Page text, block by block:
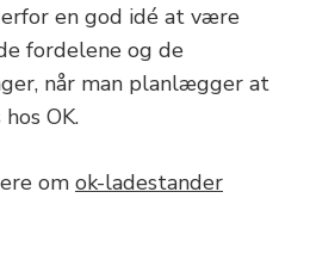
en god idé at være
fordelene og de
når man planlægger at
OK.
om ok-ladestander